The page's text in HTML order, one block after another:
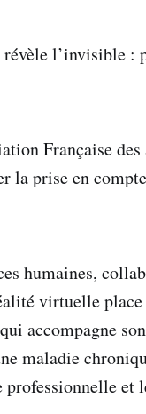
l’invisible :
Française
la prise en
humaines,
virtuelle
accompagne
maladie
et